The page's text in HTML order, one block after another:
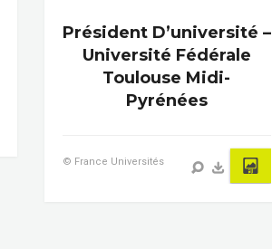
Président D’université –
Université Fédérale
Toulouse Midi-
Pyrénées
© France Universités